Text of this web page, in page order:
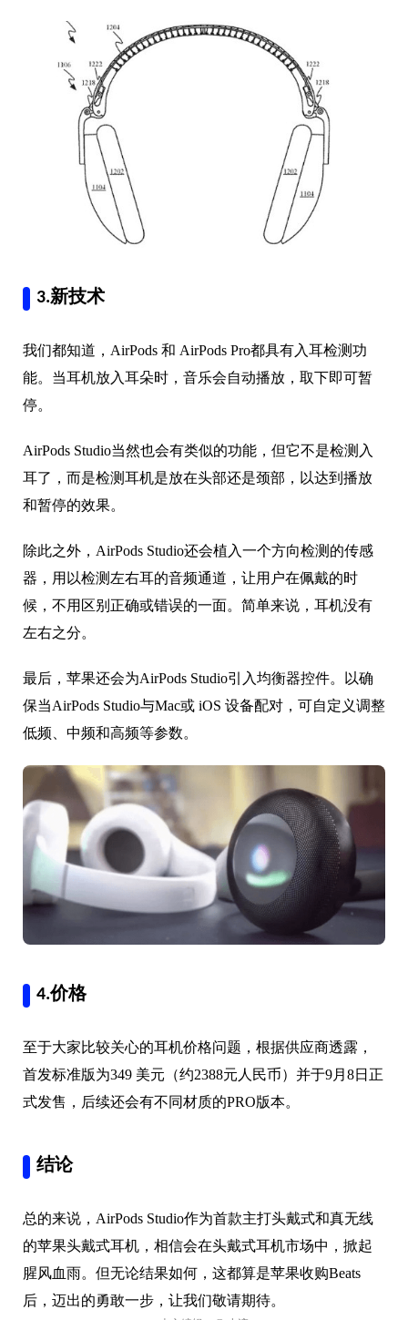
3.新技术
我们都知道，AirPods 和 AirPods Pro都具有入耳检测功
能。当耳机放入耳朵时，音乐会自动播放，取下即可暂
停。
AirPods Studio当然也会有类似的功能，但它不是检测入
耳了，而是检测耳机是放在头部还是颈部，以达到播放
和暂停的效果。
除此之外，AirPods Studio还会植入一个方向检测的传感
器，用以检测左右耳的音频通道，让用户在佩戴的时
候，不用区别正确或错误的一面。简单来说，耳机没有
左右之分。
最后，苹果还会为AirPods Studio引入均衡器控件。以确
保当AirPods Studio与Mac或 iOS 设备配对，可自定义调整
低频、中频和高频等参数。
4.价格
至于大家比较关心的耳机价格问题，根据供应商透露，
首发标准版为349 美元（约2388元人民币）并于9月8日正
式发售，后续还会有不同材质的PRO版本。
结论
总的来说，AirPods Studio作为首款主打头戴式和真无线
的苹果头戴式耳机，相信会在头戴式耳机市场中，掀起
腥风血雨。但无论结果如何，这都算是苹果收购Beats
后，迈出的勇敢一步，让我们敬请期待。